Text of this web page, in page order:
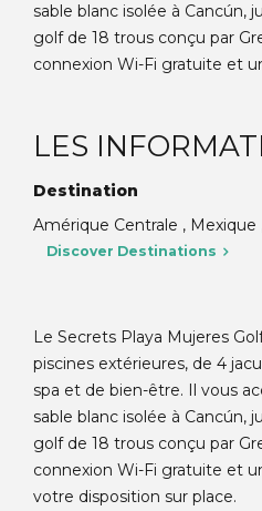
sable blanc isolée à Cancún,
golf de 18 trous conçu par
connexion Wi-Fi gratuite et
LES
Destination
Amérique Centrale , Mexique
Discover Destinations
Le Secrets Playa Mujeres
piscines extérieures, de 4
spa et de bien-être. Il vous
sable blanc isolée à Cancún,
golf de 18 trous conçu par
connexion Wi-Fi gratuite et
votre disposition sur place.